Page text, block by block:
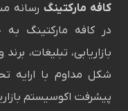
کافه مارکتینگرسانه‌
در کافه مارکتینگ به
بازاریابی، تبلیغات،
شکل مداوم با ارایه
پیشرفت اکوسیستم